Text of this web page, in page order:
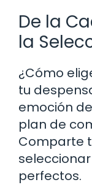
De la
la
¿Cómo
tu
emoción
plan de
Comparte
perfectos.